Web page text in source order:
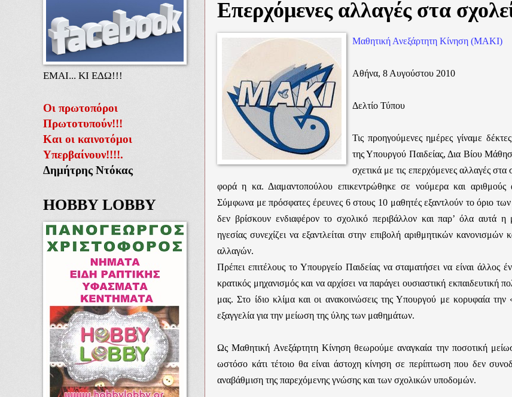
Επερχόμενες αλλαγές στα
Μαθητική Ανεξάρτητη Κίνηση (ΜΑΚΙ)
Αθήνα, 8 Αυγούστου 2010
Δελτίο Τύπου
Τις προηγούμενες ημέρες γίναμε
της Υπουργού Παιδείας, Δια Βίου
σχετικά με τις επερχόμενες αλλαγές
φορά η κα. Διαμαντοπούλου επικεντρώθηκε σε νούμερα και αριθμούς
Σύμφωνα με πρόσφατες έρευνες 6 στους 10 μαθητές εξαντλούν το όριο
δεν βρίσκουν ενδιαφέρον το σχολικό περιβάλλον και παρ’ όλα αυτά η
ηγεσίας συνεχίζει να εξαντλείται στην επιβολή αριθμητικών
αλλαγών.
Πρέπει επιτέλους το Υπουργείο Παιδείας να σταματήσει να είναι άλλος
κρατικός μηχανισμός και να αρχίσει να παράγει ουσιαστική εκπαιδευτική
μας. Στο ίδιο κλίμα και οι ανακοινώσεις της Υπουργού με κορυφαία την
εξαγγελία για την μείωση της ύλης των μαθημάτων.
Ως Μαθητική Ανεξάρτητη Κίνηση θεωρούμε αναγκαία την ποσοτική
ωστόσο κάτι τέτοιο θα είναι άστοχη κίνηση σε περίπτωση που δεν
αναβάθμιση της παρεχόμενης γνώσης και των σχολικών υποδομών.
ΕΜΑΙ... ΚΙ ΕΔΩ!!!
Οι πρωτοπόροι
Πρωτοτυπούν!!!
Και οι καινοτόμοι
Υπερβαίνουν!!!!.
Δημήτρης Ντόκας
HOBBY LOBBY